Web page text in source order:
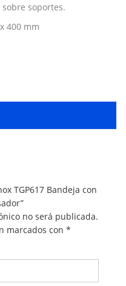
soportes.
400 mm
TGP617 Bandeja con
no será publicada.
marcados con *